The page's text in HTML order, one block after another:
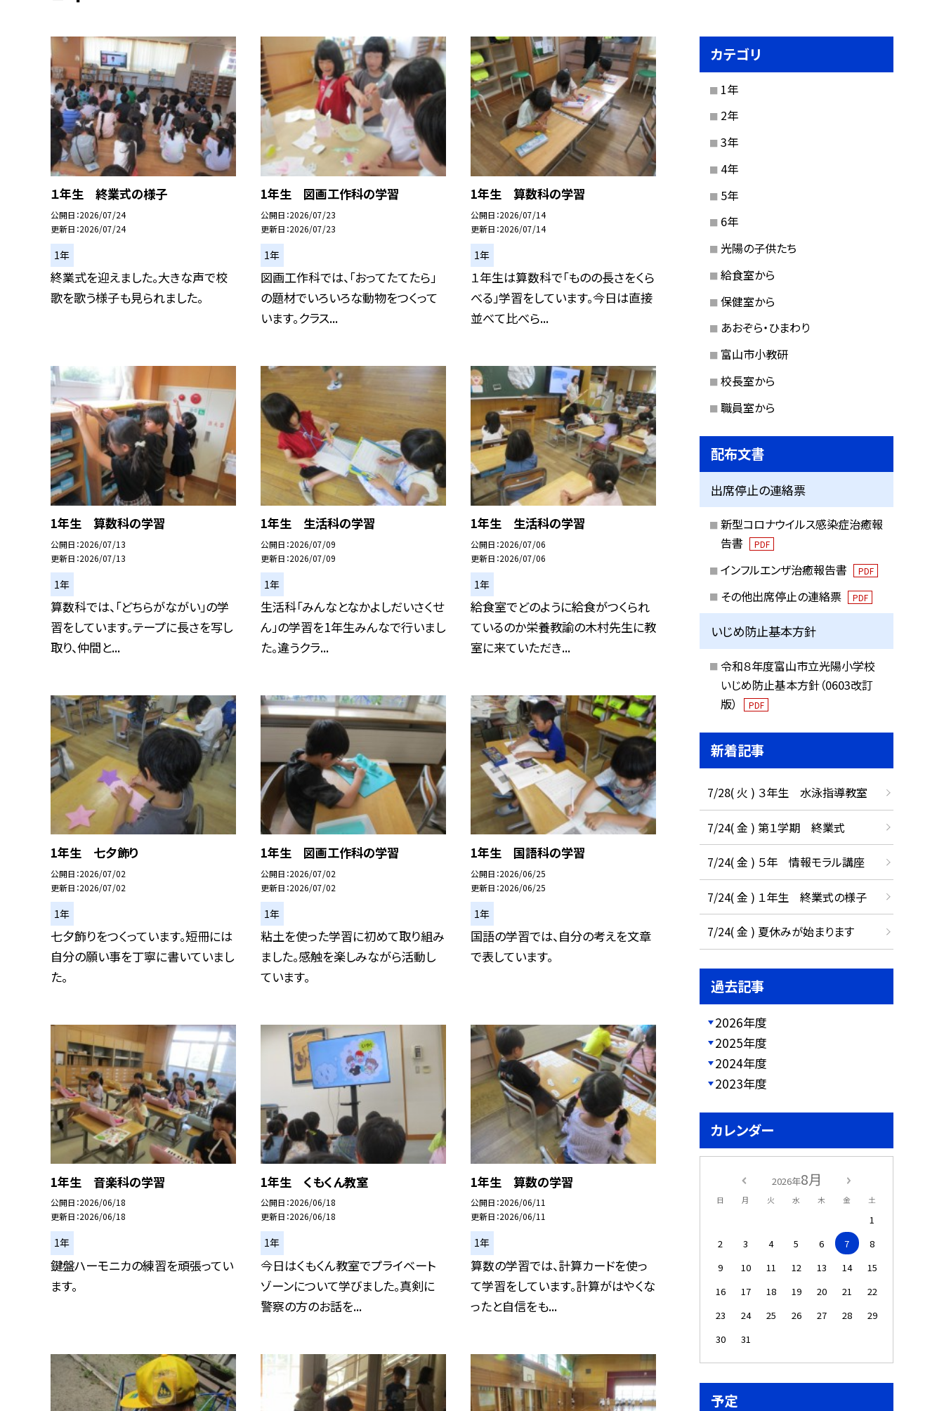
１年生 終業式の様子
公開日 2026/07/24
更新日 2026/07/24
1年
終業式を迎えました。大きな声で校
歌を歌う様子も見られました。
1年生 図画工作科の学習
公開日 2026/07/23
更新日 2026/07/23
1年
図画工作科では、「おってたてたら」
の題材でいろいろな動物をつくって
います。クラス...
1年生 算数科の学習
公開日 2026/07/14
更新日 2026/07/14
1年
１年生は算数科で「ものの長さをくら
べる」学習をしています。今日は直接
並べて比べら...
1年生 算数科の学習
公開日 2026/07/13
更新日 2026/07/13
1年
算数科では、「どちらがながい」の学
習をしています。テープに長さを写し
取り、仲間と...
1年生 生活科の学習
公開日 2026/07/09
更新日 2026/07/09
1年
生活科「みんなとなかよしだいさくせ
ん」の学習を1年生みんなで行いまし
た。違うクラ...
1年生 生活科の学習
公開日 2026/07/06
更新日 2026/07/06
1年
給食室でどのように給食がつくられ
ているのか栄養教諭の木村先生に教
室に来ていただき...
1年生 七夕飾り
公開日 2026/07/02
更新日 2026/07/02
1年
七夕飾りをつくっています。短冊には
自分の願い事を丁寧に書いていまし
た。
1年生 図画工作科の学習
公開日 2026/07/02
更新日 2026/07/02
1年
粘土を使った学習に初めて取り組み
ました。感触を楽しみながら活動し
ています。
1年生 国語科の学習
公開日 2026/06/25
更新日 2026/06/25
1年
国語の学習では、自分の考えを文章
で表しています。
1年生 音楽科の学習
公開日 2026/06/18
更新日 2026/06/18
1年
鍵盤ハーモニカの練習を頑張ってい
ます。
1年生 くもくん教室
公開日 2026/06/18
更新日 2026/06/18
1年
今日はくもくん教室でプライベート
ゾーンについて学びました。真剣に
警察の方のお話を...
1年生 算数の学習
公開日 2026/06/11
更新日 2026/06/11
1年
算数の学習では、計算カードを使っ
て学習をしています。計算がはやくな
ったと自信をも...
カテゴリ
1年
2年
3年
4年
5年
6年
光陽の子供たち
給食室から
保健室から
あおぞら・ひまわり
富山市小教研
校長室から
職員室から
配布文書
出席停止の連絡票
新型コロナウイルス感染症治癒報
告書
PDF
インフルエンザ治癒報告書 PDF
その他出席停止の連絡票 PDF
いじめ防止基本方針
令和８年度富山市立光陽小学校
いじめ防止基本方針（0603改訂
版）
PDF
新着記事
7/28( 火 ) ３年生 水泳指導教室
7/24( 金 ) 第１学期 終業式
7/24( 金 ) ５年 情報モラル講座
7/24( 金 ) １年生 終業式の様子
7/24( 金 ) 夏休みが始まります
過去記事
2026年度
2025年度
2024年度
2023年度
カレンダー
2026年8月
日 月 火 水 木 金 土
1
2
3 4 5 6 7
8
9
10 11 12 13 14
15
16
17 18 19 20 21
22
23
24 25 26 27 28
29
30
31
予定